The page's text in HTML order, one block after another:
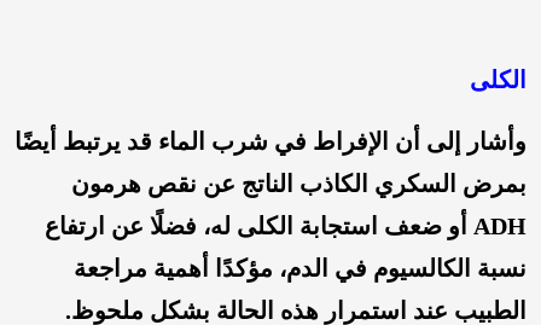
الكلى
وأشار إلى أن الإفراط في شرب الماء قد يرتبط أيضًا
بمرض السكري الكاذب الناتج عن نقص هرمون
ADH أو ضعف استجابة الكلى له، فضلًا عن ارتفاع
نسبة الكالسيوم في الدم، مؤكدًا أهمية مراجعة
الطبيب عند استمرار هذه الحالة بشكل ملحوظ.